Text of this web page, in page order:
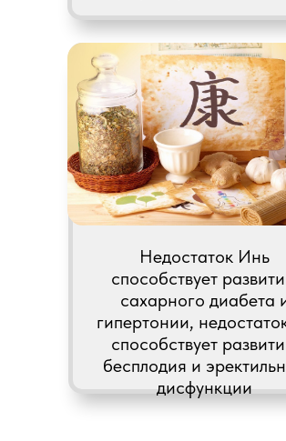
Недостаток Инь
способствует
сахарного диабета
гипертонии,
способствует
бесплодия и
дисфункции